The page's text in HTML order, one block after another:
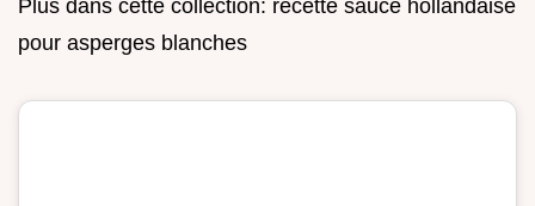
Plus dans cette collection: recette sauce hollandaise
pour asperges blanches